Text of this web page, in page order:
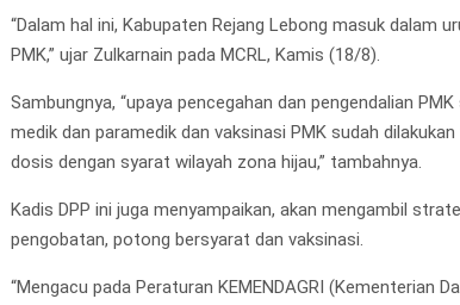
“Dalam hal ini, Kabupaten Rejang Lebong masuk dalam
PMK,” ujar Zulkarnain pada MCRL, Kamis (18/8).
Sambungnya, “upaya pencegahan dan pengendalian
medik dan paramedik dan vaksinasi PMK sudah
dosis dengan syarat wilayah zona hijau,” tambahnya.
Kadis DPP ini juga menyampaikan, akan mengambil
pengobatan, potong bersyarat dan vaksinasi.
“Mengacu pada Peraturan KEMENDAGRI (Kementerian